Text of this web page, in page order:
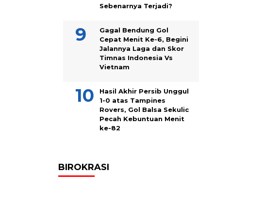
Sebenarnya Terjadi?
Gagal Bendung Gol
Cepat Menit Ke-6, Begini
Jalannya Laga dan Skor
Timnas Indonesia Vs
Vietnam
Hasil Akhir Persib Unggul
1-0 atas Tampines
Rovers, Gol Balsa Sekulic
Pecah Kebuntuan Menit
ke-82
BIROKRASI